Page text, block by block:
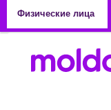
Физические лица